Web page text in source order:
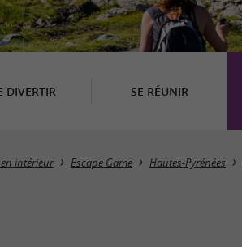
DIVERTIR SE RÉUNIR
intérieur Escape Game Hautes-Pyrénées